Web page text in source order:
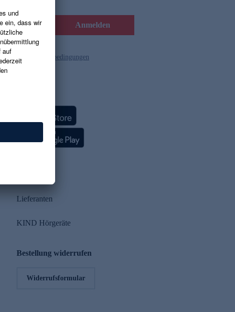
Anmelden
und die Gutscheinbedingungen
Lieferanten
KIND Hörgeräte
Bestellung widerrufen
Widerrufsformular